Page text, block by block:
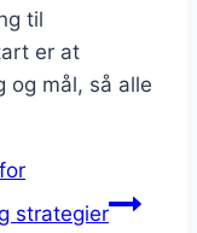
til
er at
og mål, så alle
strategier